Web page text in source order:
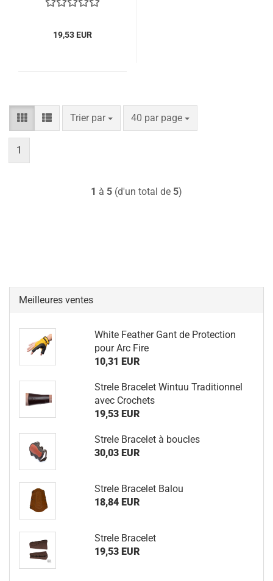
19,53 EUR
Trier par
Trier par 40 par page
par page
1
1 à 5 (d'un total de 5)
Meilleures ventes
White Feather Gant de Protection
pour Arc Fire
10,31 EUR
Strele Bracelet Wintuu Traditionnel
avec Crochets
19,53 EUR
Strele Bracelet à boucles
30,03 EUR
Strele Bracelet Balou
18,84 EUR
Strele Bracelet
19,53 EUR